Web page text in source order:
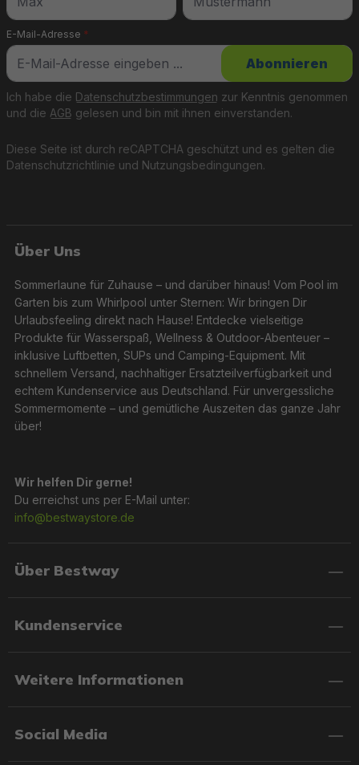
E-Mail-Adresse *
Diese Seite ist durch reCAPTCHA geschützt und es gelten die
Datenschutzrichtlinie und Nutzungsbedingungen.
Ich habe die Datenschutzbestimmungen zur Kenntnis genommen
und die AGB gelesen und bin mit ihnen einverstanden.
Abonnieren
Über Uns
Sommerlaune für Zuhause – und darüber hinaus! Vom Pool im
Garten bis zum Whirlpool unter Sternen: Wir bringen Dir
Urlaubsfeeling direkt nach Hause! Entdecke vielseitige
Produkte für Wasserspaß, Wellness & Outdoor-Abenteuer –
inklusive Luftbetten, SUPs und Camping-Equipment. Mit
schnellem Versand, nachhaltiger Ersatzteilverfügbarkeit und
echtem Kundenservice aus Deutschland. Für unvergessliche
Sommermomente – und gemütliche Auszeiten das ganze Jahr
über!
Wir helfen Dir gerne!
Du erreichst uns per E-Mail unter:
info@bestwaystore.de
Über Bestway
Kundenservice
Weitere Informationen
Social Media